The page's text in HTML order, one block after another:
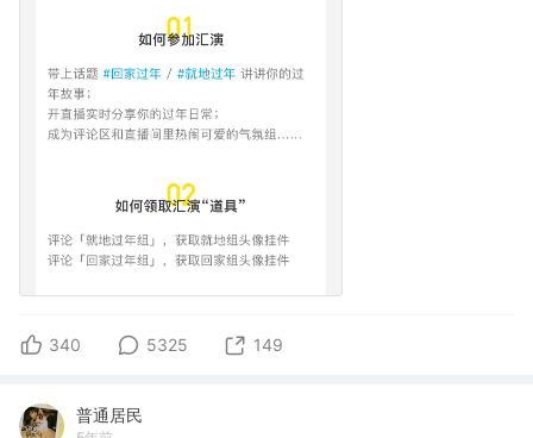
340 5325 149
普通居民